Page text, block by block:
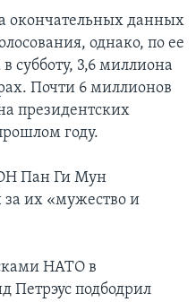
окончательных данных
однако, по ее
3,6 миллиона
Почти 6 миллионов
президентских
году.
Пан Ги Мун
за их «мужество и
НАТО в
Петрэус подбодрил